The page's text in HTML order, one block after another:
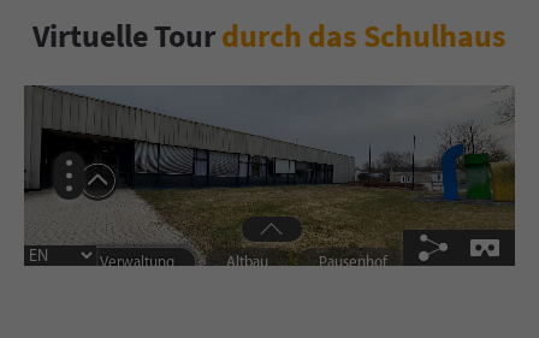
Virtuelle Tourdurch das Schulhaus